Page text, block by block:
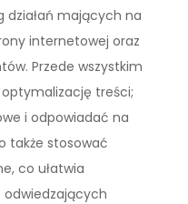
działań mających na
internetowej oraz
Przede wszystkim
treści;
i odpowiadać na
także stosować
co ułatwia
odwiedzających